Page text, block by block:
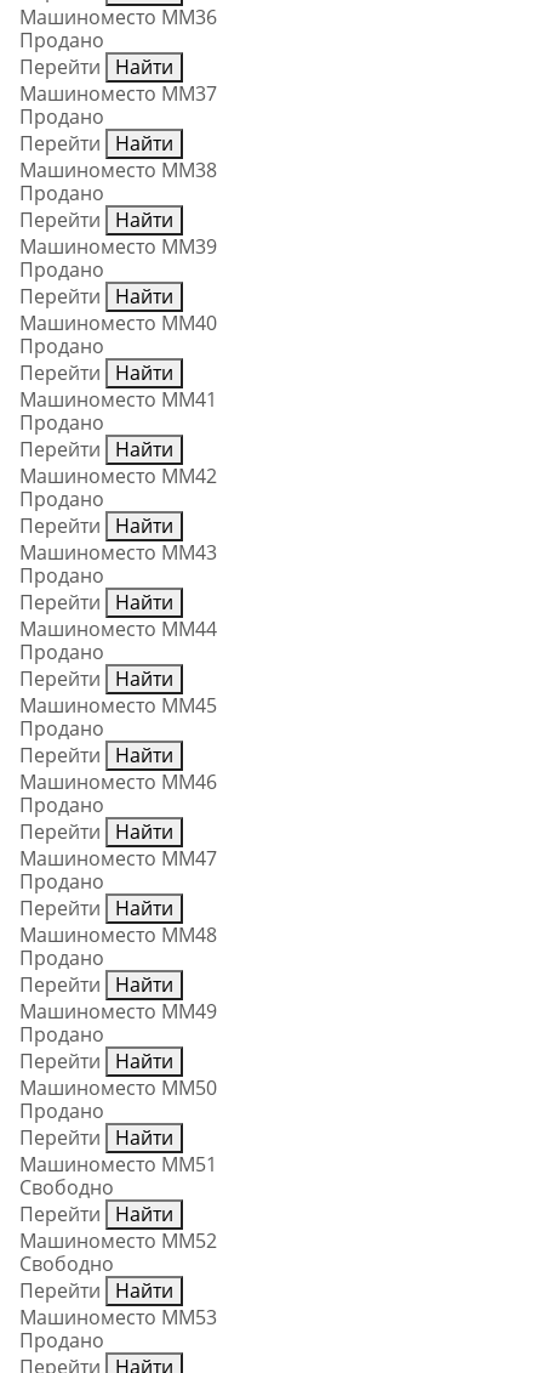
Машиноместо ММ36
Продано
Перейти
Найти
Машиноместо ММ37
Продано
Перейти
Найти
Машиноместо ММ38
Продано
Перейти
Найти
Машиноместо ММ39
Продано
Перейти
Найти
Машиноместо ММ40
Продано
Перейти
Найти
Машиноместо ММ41
Продано
Перейти
Найти
Машиноместо ММ42
Продано
Перейти
Найти
Машиноместо ММ43
Продано
Перейти
Найти
Машиноместо ММ44
Продано
Перейти
Найти
Машиноместо ММ45
Продано
Перейти
Найти
Машиноместо ММ46
Продано
Перейти
Найти
Машиноместо ММ47
Продано
Перейти
Найти
Машиноместо ММ48
Продано
Перейти
Найти
Машиноместо ММ49
Продано
Перейти
Найти
Машиноместо ММ50
Продано
Перейти
Найти
Машиноместо ММ51
Свободно
Перейти
Найти
Машиноместо ММ52
Свободно
Перейти
Найти
Машиноместо ММ53
Продано
Перейти
Найти